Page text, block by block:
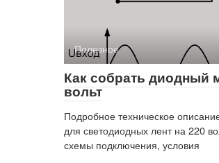
Полезное
Как собрать диодный
вольт
Подробное техническое
для светодиодных лент на 220
схемы подключения, условия